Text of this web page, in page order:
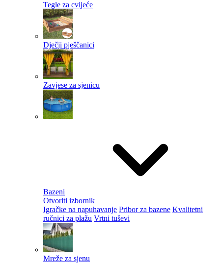
Tegle za cvijeće
Dječji pješčanici
Zavjese za sjenicu
Bazeni
Otvoriti izbornik
Igračke na napuhavanje Pribor za bazene Kvalitetni
ručnici za plažu Vrtni tuševi
Mreže za sjenu